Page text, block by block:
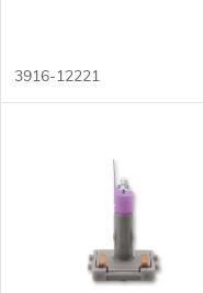
u
u
3916-12221